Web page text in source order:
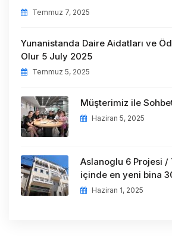
Temmuz 7, 2025
Yunanistanda Daire Aidatları ve
Olur 5 July 2025
Temmuz 5, 2025
Müşterimiz ile
Haziran 5, 2025
Aslanoglu 6 Projesi /
içinde en yeni bina
Haziran 1, 2025